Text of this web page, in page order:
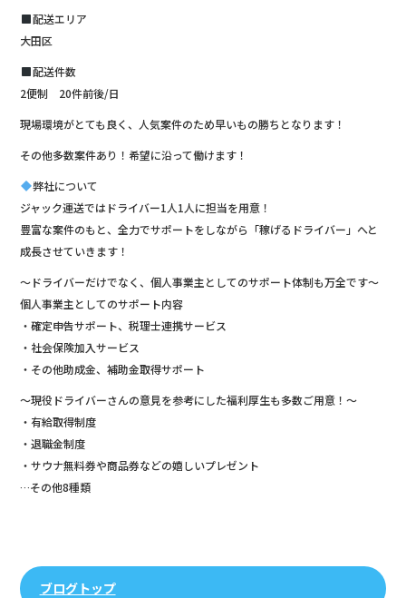
配送エリア
大田区
配送件数
2便制 20件前後/日
現場環境がとても良く、人気案件のため早いもの勝ちとなります！
その他多数案件あり！希望に沿って働けます！
弊社について
ジャック運送ではドライバー1人1人に担当を用意！
豊富な案件のもと、全力でサポートをしながら「稼げるドライバー」へと
成長させていきます！
〜ドライバーだけでなく、個人事業主としてのサポート体制も万全です〜
個人事業主としてのサポート内容
・確定申告サポート、税理士連携サービス
・社会保険加入サービス
・その他助成金、補助金取得サポート
〜現役ドライバーさんの意見を参考にした福利厚生も多数ご用意！〜
・有給取得制度
・退職金制度
・サウナ無料券や商品券などの嬉しいプレゼント
…その他8種類
ブログトップ